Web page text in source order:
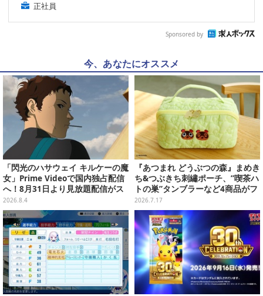
正社員
Sponsored by
今、あなたにオススメ
「閃光のハサウェイ キルケーの魔
女」Prime Videoで国内独占配信
へ！8月31日より見放題配信がス
タート
2026.8.4
『あつまれ どうぶつの森』まめき
ち&つぶきち刺繡ポーチ、”喫茶ハ
トの巣”タンブラーなど4商品がフ
ァミリーマートにて再登場！
2026.7.17